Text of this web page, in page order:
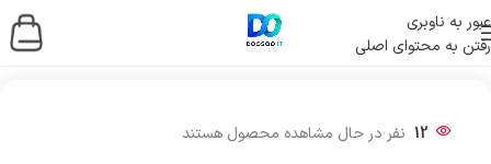
عبور به ناوبری
رفتن به محتوای اصلی
خانه/ ذخیره ساز اطلاعات
12 نفر در حال مشاهده محصول هستند